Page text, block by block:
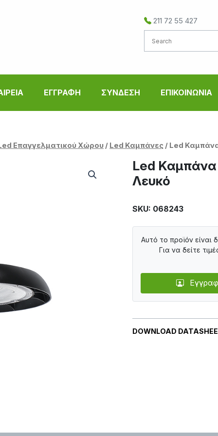
211 72 55 427
ΕΓΓΡΑΦΗ ΣΥΝΔΕΣΗ ΕΠΙΚΟΙΝΩΝΙΑ
Επαγγελματικού Χώρου / Led Καμπάνες / Led
Led Καμπάνα
Λευκό
SKU: 068243
DOWNLOAD
Αυτό το προϊόν είναι
Για να δείτε